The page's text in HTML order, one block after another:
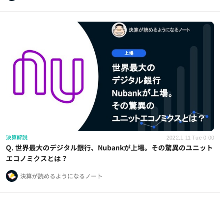
決算解説 2022.1.11 Tue 0:00
Q. 世界最大のデジタル銀行、Nubankが上場。その驚異のユニット
エコノミクスとは？
決算が読めるようになるノート